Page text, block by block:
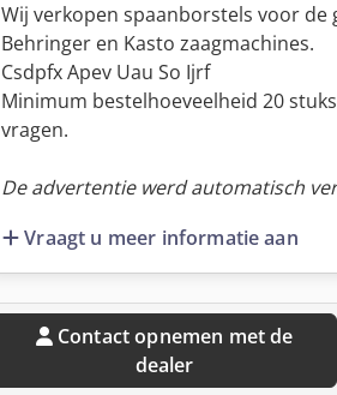
Wij verkopen spaanborstels voor
Behringer en Kasto zaagmachines.
Csdpfx Apev Uau So Ijrf
Minimum bestelhoeveelheid 20
vragen.
De advertentie werd automatisch
Vraagt u meer informatie aan
Contact opnemen met de
dealer